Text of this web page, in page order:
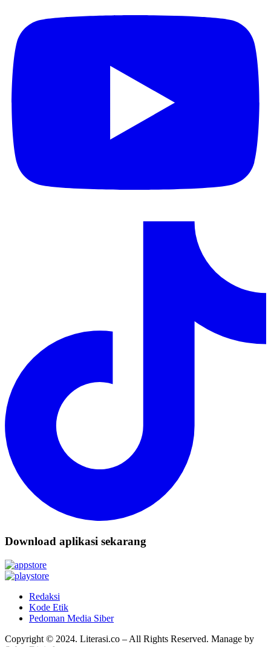
Download aplikasi sekarang
Redaksi
Kode Etik
Pedoman Media Siber
Copyright © 2024. Literasi.co – All Rights Reserved. Manage by